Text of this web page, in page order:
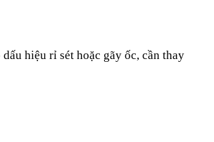
hiệu rỉ sét hoặc gãy ốc, cần thay